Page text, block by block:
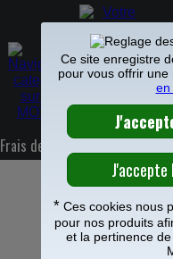
Frais de port offerts à partir
PIECES MOTO
CHARGER
VOS
Ce site enregistre
pour vous offrir une
en
* Ces cookies nous
pour nos produits
et la pertinence